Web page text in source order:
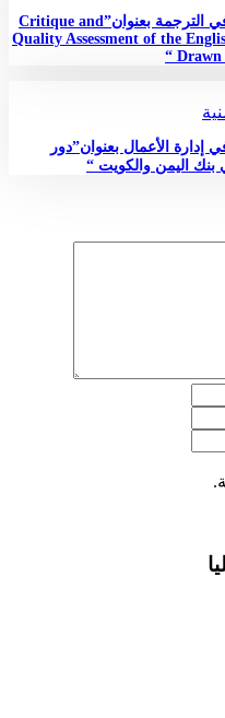
الأكاديمية اليمنية تناقش رسالة ماجستير في الترجمة بعنوان”Critique and
Quality Assessment of the
Drawn
إدارة الأعمال بعنوان”دور
بنك اليمن والكويت “